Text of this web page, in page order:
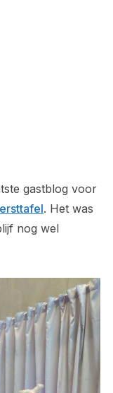
gastblog voor
. Het was
nog wel